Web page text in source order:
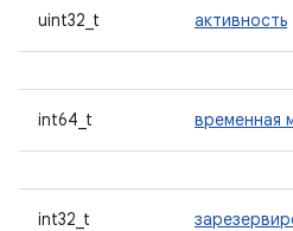
uint32_t активность
int64_t временная
int32_t